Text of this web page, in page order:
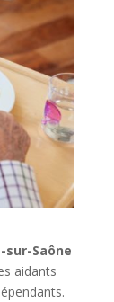
Saône
aidants